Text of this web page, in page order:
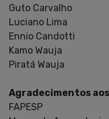
Guto Carvalho
Luciano Lima
Ennio Candotti
Kamo Wauja
Piratá Wauja
Agradecimentos
FAPESP